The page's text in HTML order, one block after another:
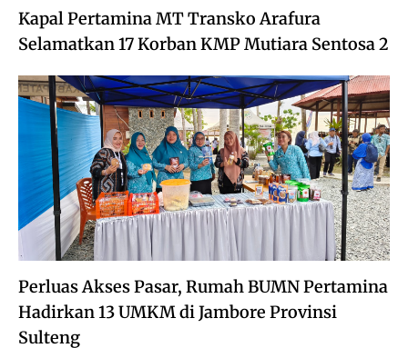
Kapal Pertamina MT Transko Arafura
Selamatkan 17 Korban KMP Mutiara Sentosa 2
Perluas Akses Pasar, Rumah BUMN Pertamina
Hadirkan 13 UMKM di Jambore Provinsi
Sulteng